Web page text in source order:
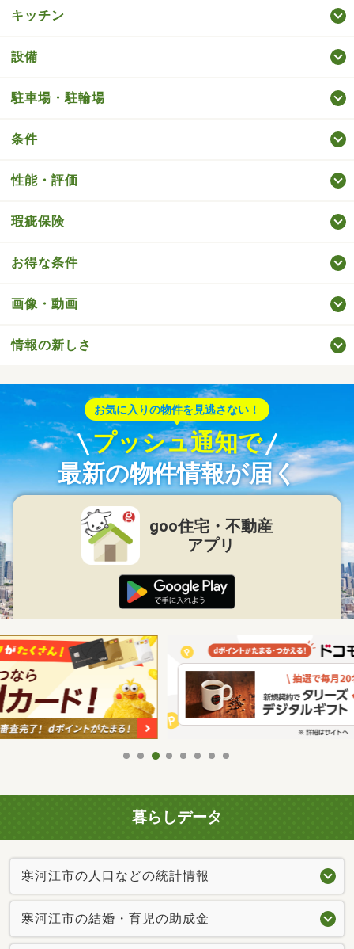
キッチン
設備
駐車場・駐輪場
条件
性能・評価
瑕疵保険
お得な条件
画像・動画
情報の新しさ
お気に入りの物件を見逃さない！
プッシュ通知で
最新の物件情報が届く
goo住宅・不動産
アプリ
暮らしデータ
寒河江市の人口などの統計情報
寒河江市の結婚・育児の助成金